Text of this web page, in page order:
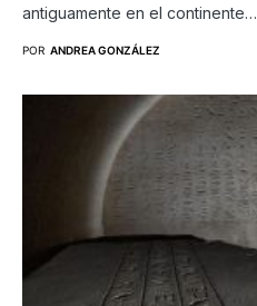
antiguamente en el continente…
POR ANDREA GONZÁLEZ